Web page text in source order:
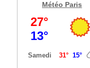
Météo Paris